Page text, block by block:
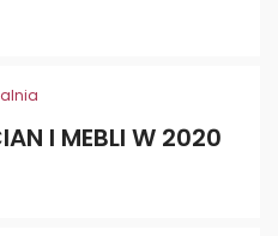
I MEBLI W 2020